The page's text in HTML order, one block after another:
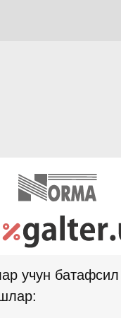
учун батафсил